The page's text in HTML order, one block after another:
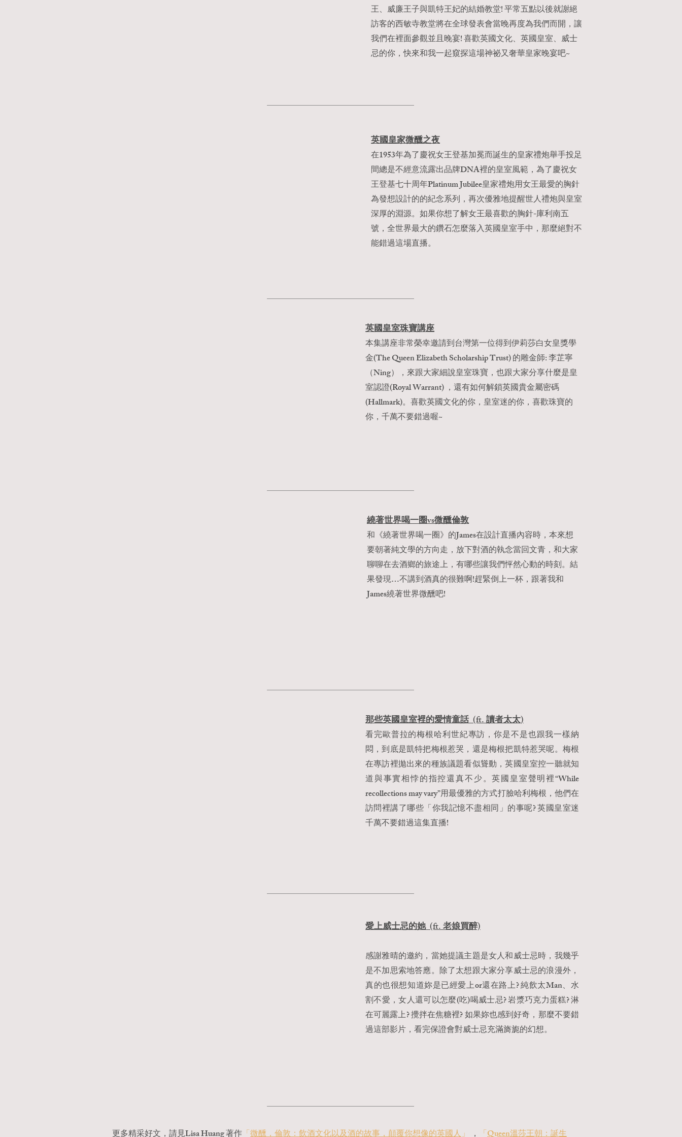
王、威廉王子與凱特王妃的結婚教堂! 平常五點以後就謝絕
訪客的西敏寺教堂將在全球發表會當晚再度為我們而開，讓
我們在裡面參觀並且晚宴! 喜歡英國文化、英國皇室、威士
忌的你，快來和我一起窺探這場神祕又奢華皇家晚宴吧~
英國皇家微醺之夜
在1953年為了慶祝女王登基加冕而誕生的皇家禮炮舉手投足
間總是不經意流露出品牌DNA裡的皇室風範，為了慶祝女
王登基七十周年Platinum Jubilee皇家禮炮用女王最愛的胸針
為發想設計的的紀念系列，再次優雅地提醒世人禮炮與皇室
深厚的淵源。如果你想了解女王最喜歡的胸針-庫利南五
號，全世界最大的鑽石怎麼落入英國皇室手中，那麼絕對不
能錯過這場直播。
英國皇室珠寶講座
本集講座非常榮幸邀請到台灣第一位得到伊莉莎白女皇獎學
金(The Queen Elizabeth Scholarship Trust) 的雕金師: 李芷寧
（Ning），來跟大家細說皇室珠寶，也跟大家分享什麼是皇
室認證(Royal Warrant) ，還有如何解鎖英國貴金屬密碼
(Hallmark)。喜歡英國文化的你，皇室迷的你，喜歡珠寶的
你，千萬不要錯過喔~
繞著世界喝一圈vs微醺倫敦
和《繞著世界喝一圈》的James在設計直播內容時，本來想
要朝著純文學的方向走，放下對酒的執念當回文青，和大家
聊聊在去酒鄉的旅途上，有哪些讓我們怦然心動的時刻。結
果發現…不講到酒真的很難啊!趕緊倒上一杯，跟著我和
James繞著世界微醺吧!
那些英國皇室裡的愛情童話 (ft. 讀者太太)
看完歐普拉的梅根哈利世紀專訪，你是不是也跟我一樣納
悶，到底是凱特把梅根惹哭，還是梅根把凱特惹哭呢。梅根
在專訪裡拋出來的種族議題看似聳動，英國皇室控一聽就知
道與事實相悖的指控還真不少。英國皇室聲明裡“While
recollections may vary”用最優雅的方式打臉哈利梅根，他們在
訪問裡講了哪些「你我記憶不盡相同」的事呢? 英國皇室迷
千萬不要錯過這集直播!
愛上威士忌的她 (ft. 老娘買醉)
感謝雅晴的邀約，當她提議主題是女人和威士忌時，我幾乎
是不加思索地答應。除了太想跟大家分享威士忌的浪漫外，
真的也很想知道妳是已經愛上or還在路上? 純飲太Man、水
割不愛，女人還可以怎麼(吃)喝威士忌? 岩漿巧克力蛋糕? 淋
在可麗露上? 攪拌在焦糖裡? 如果妳也感到好奇，那麼不要錯
過這部影片，看完保證會對威士忌充滿旖旎的幻想。